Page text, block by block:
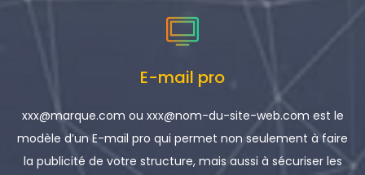
E-mail pro
xxx@marque.com ou xxx@nom-du-site-web.com est le
modèle d’un E-mail pro qui permet non seulement à faire
la publicité de votre structure, mais aussi à sécuriser les